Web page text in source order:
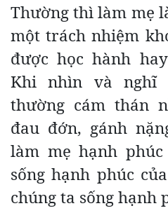
Thường thì làm mẹ
một trách nhiệm
được học hành
Khi nhìn và nghĩ
thường cám thán
đau đớn, gánh
làm mẹ hạnh
sống hạnh phúc
chúng ta sống hạnh